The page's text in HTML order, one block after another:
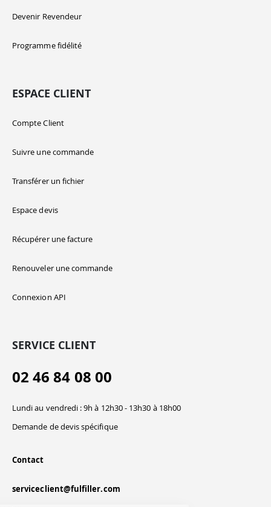
Devenir Revendeur
Programme fidélité
ESPACE CLIENT
Compte Client
Suivre une commande
Transférer un fichier
Espace devis
Récupérer une facture
Renouveler une commande
Connexion API
SERVICE CLIENT
02 46 84 08 00
Lundi au vendredi : 9h à 12h30 - 13h30 à 18h00
Demande de devis spécifique
Contact
serviceclient@fulfiller.com